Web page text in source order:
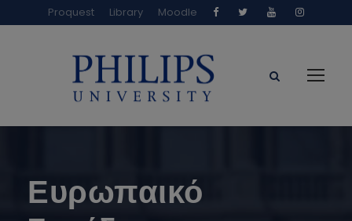
Proquest Library Moodle
Ευρωπαικό